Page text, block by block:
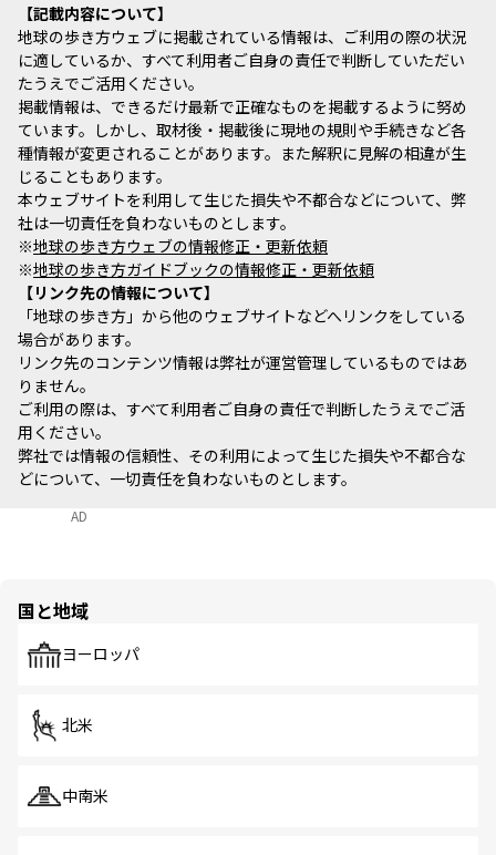
記載内容について
地球の歩き方ウェブに掲載されている情報は、ご利用の際の状況
に適しているか、すべて利用者ご自身の責任で判断していただい
たうえでご活用ください。
掲載情報は、できるだけ最新で正確なものを掲載するように努め
ています。しかし、取材後・掲載後に現地の規則や手続きなど各
種情報が変更されることがあります。また解釈に見解の相違が生
じることもあります。
本ウェブサイトを利用して生じた損失や不都合などについて、弊
社は一切責任を負わないものとします。
※地球の歩き方ウェブの情報修正・更新依頼
※地球の歩き方ガイドブックの情報修正・更新依頼
リンク先の情報について
「地球の歩き方」から他のウェブサイトなどへリンクをしている
場合があります。
リンク先のコンテンツ情報は弊社が運営管理しているものではあ
りません。
ご利用の際は、すべて利用者ご自身の責任で判断したうえでご活
用ください。
弊社では情報の信頼性、その利用によって生じた損失や不都合な
どについて、一切責任を負わないものとします。
AD
国と地域
ヨーロッパ
北米
中南米